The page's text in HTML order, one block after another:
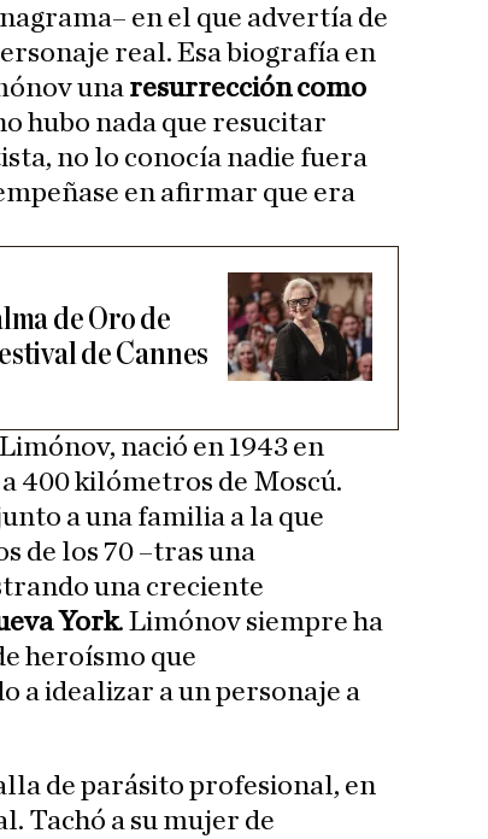
en el que advertía de
real. Esa biografía en
una resurrección como
hubo nada que resucitar
no lo conocía nadie fuera
en afirmar que era
de Oro de
de Cannes
nació en 1943 en
400 kilómetros de Moscú.
a una familia a la que
de los 70 –tras una
una creciente
York. Limónov siempre ha
heroísmo que
a idealizar a un personaje a
de parásito profesional, en
Tachó a su mujer de